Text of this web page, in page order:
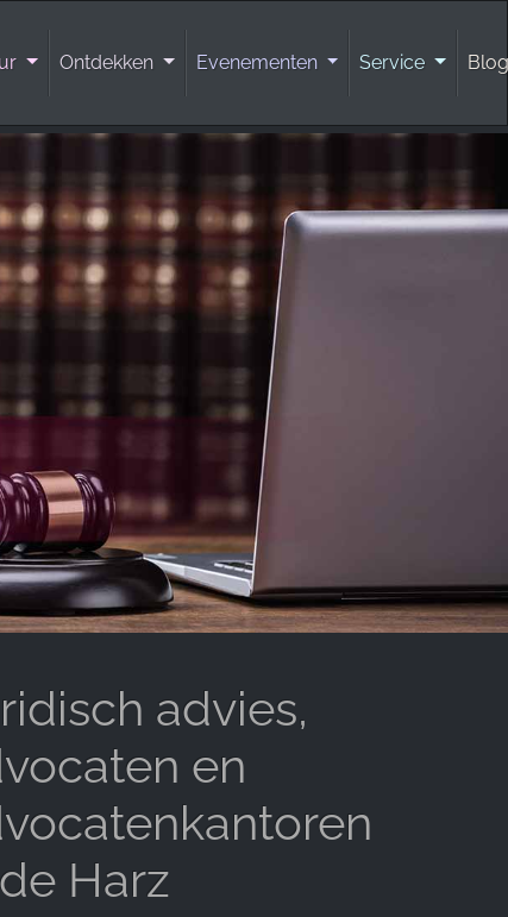
Ontdekken Evenementen Service
advies,
en
Harz